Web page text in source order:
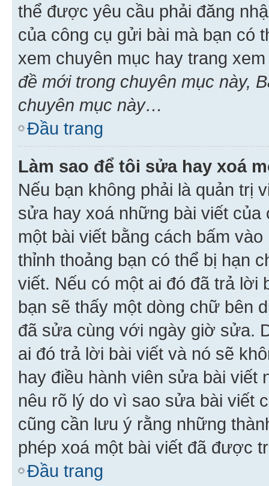
thể được yêu cầu phải đăng
của công cụ gửi bài mà bạn có
xem chuyên mục hay trang
đề mới trong chuyên mục này,
chuyên mục này…
Đầu trang
Làm sao để tôi sửa hay xoá
Nếu bạn không phải là quản trị
sửa hay xoá những bài viết
một bài viết bằng cách bấm
thỉnh thoảng bạn có thể bị hạn
viết. Nếu có một ai đó đã trả lời
bạn sẽ thấy một dòng chữ bên
đã sửa cùng với ngày giờ sửa.
ai đó trả lời bài viết và nó sẽ
hay điều hành viên sửa bài viết
nêu rõ lý do vì sao sửa bài viết
cũng cần lưu ý rằng những
phép xoá một bài viết đã được
Đầu trang